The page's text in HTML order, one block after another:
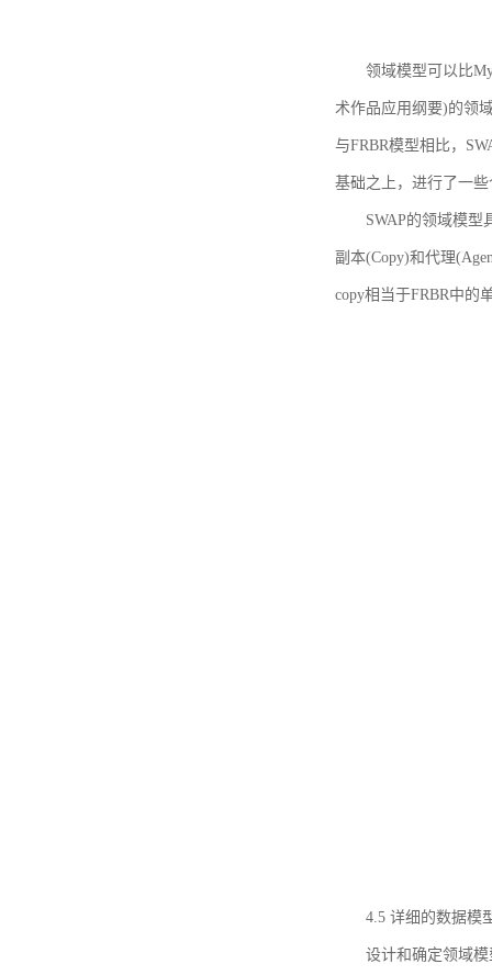
领域模型可以比
术作品应用纲要)的领
与FRBR模型相比，
基础之上，进行了一
SWAP的领域模型
副本(Copy)和代理
copy相当于FRBR中的
4.5 详细的数据模
设计和确定领域